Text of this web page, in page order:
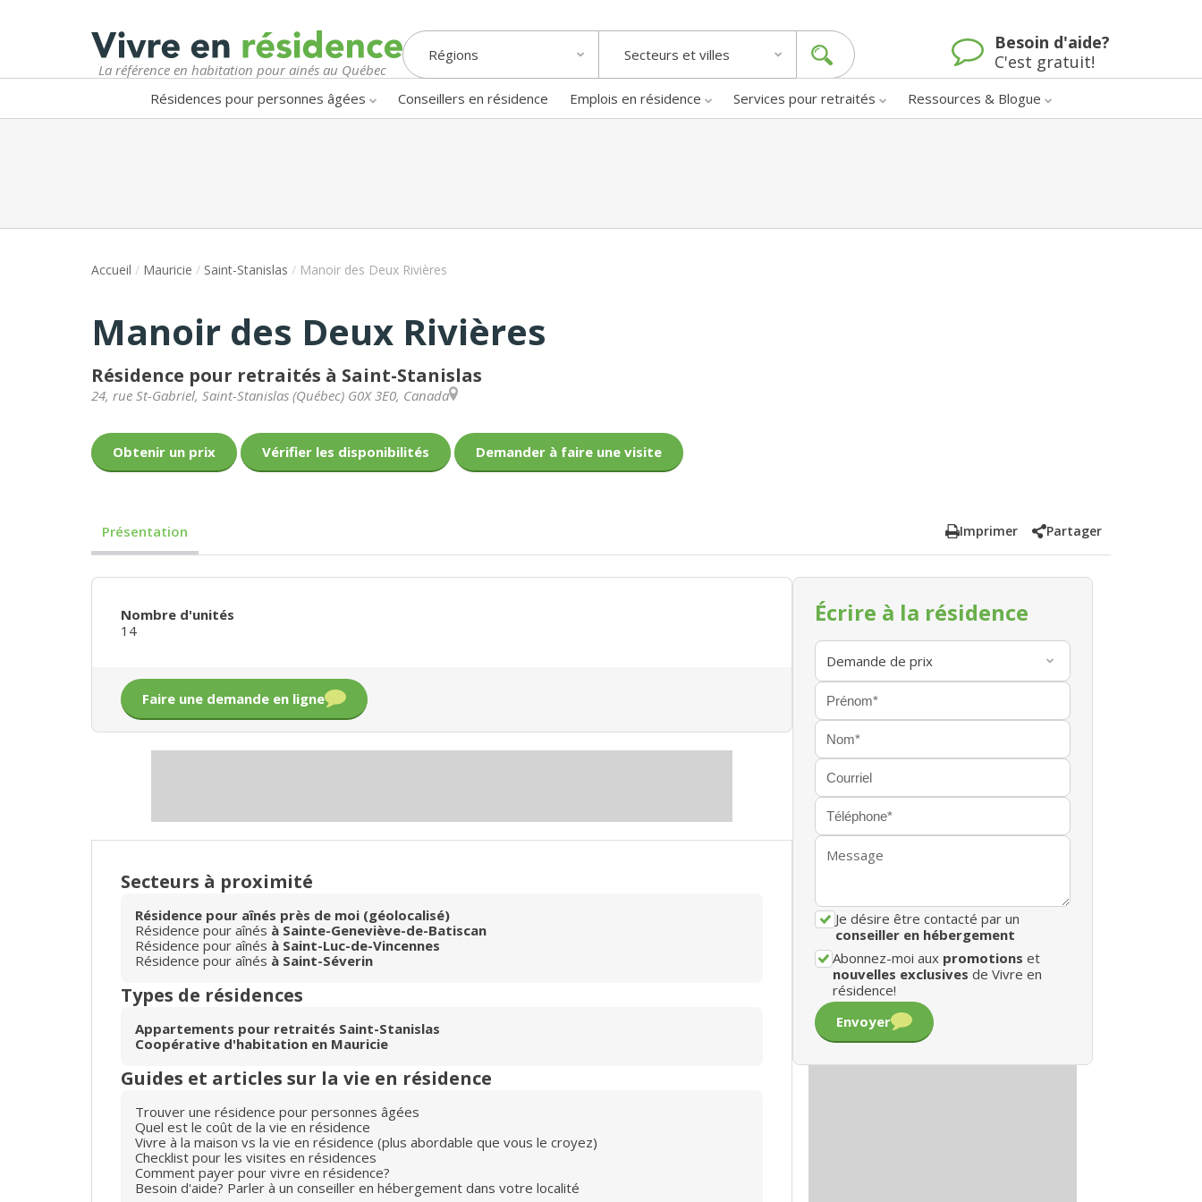
La référence en habitation pour ainés au Québec
Régions Secteurs et villes
Besoin d'aide?
C'est gratuit!
Résidences pour personnes âgées Conseillers en résidence Emplois en résidence Services pour retraités Ressources & Blogue
Accueil / Mauricie / Saint-Stanislas / Manoir des Deux Rivières
Manoir des Deux Rivières
Résidence pour retraités à Saint-Stanislas
24, rue St-Gabriel, Saint-Stanislas (Québec) G0X 3E0, Canada
Obtenir un prix Vérifier les disponibilités Demander à faire une visite
Présentation Imprimer Partager
Nombre d'unités
14
Faire une demande en ligne
Secteurs à proximité
Résidence pour aînés près de moi (géolocalisé)
Résidence pour aînés à Sainte-Geneviève-de-Batiscan
Résidence pour aînés à Saint-Luc-de-Vincennes
Résidence pour aînés à Saint-Séverin
Types de résidences
Appartements pour retraités Saint-Stanislas
Coopérative d'habitation en Mauricie
Guides et articles sur la vie en résidence
Trouver une résidence pour personnes âgées
Quel est le coût de la vie en résidence
Vivre à la maison vs la vie en résidence (plus abordable que vous le croyez)
Checklist pour les visites en résidences
Comment payer pour vivre en résidence?
Besoin d'aide? Parler à un conseiller en hébergement dans votre localité
Écrire à la résidence
Je désire être contacté par un
conseiller en hébergement
Abonnez-moi aux promotions et
nouvelles exclusives de Vivre en
résidence!
Envoyer